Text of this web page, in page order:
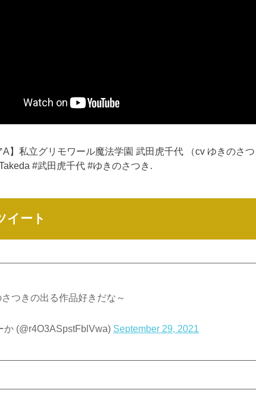
A】私立グリモワール魔法学園 武田虎千代 （cv ゆきのさ
#武田虎千代 #ゆきのさつき.
イート
つきの出る作品好きだな～
(@r4O3ASpstFblVwa) September 29, 2021